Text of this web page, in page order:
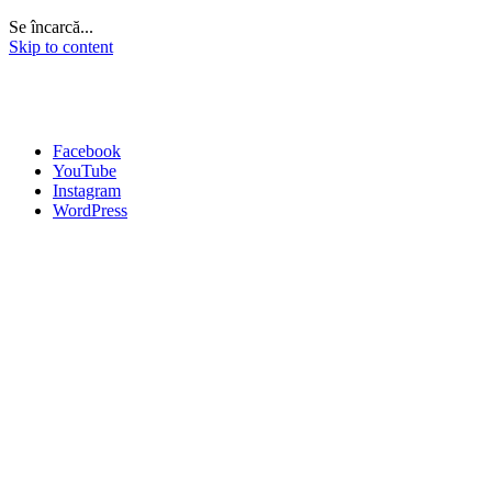
Se încarcă...
Skip to content
Facebook
YouTube
Instagram
WordPress